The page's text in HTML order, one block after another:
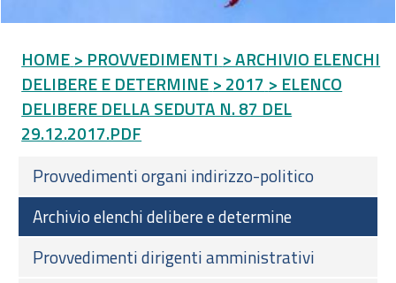
HOME > PROVVEDIMENTI > ARCHIVIO ELENCHI
DELIBERE E DETERMINE > 2017 > ELENCO
DELIBERE DELLA SEDUTA N. 87 DEL
29.12.2017.PDF
Provvedimenti organi indirizzo-politico
Archivio elenchi delibere e determine
Provvedimenti dirigenti amministrativi